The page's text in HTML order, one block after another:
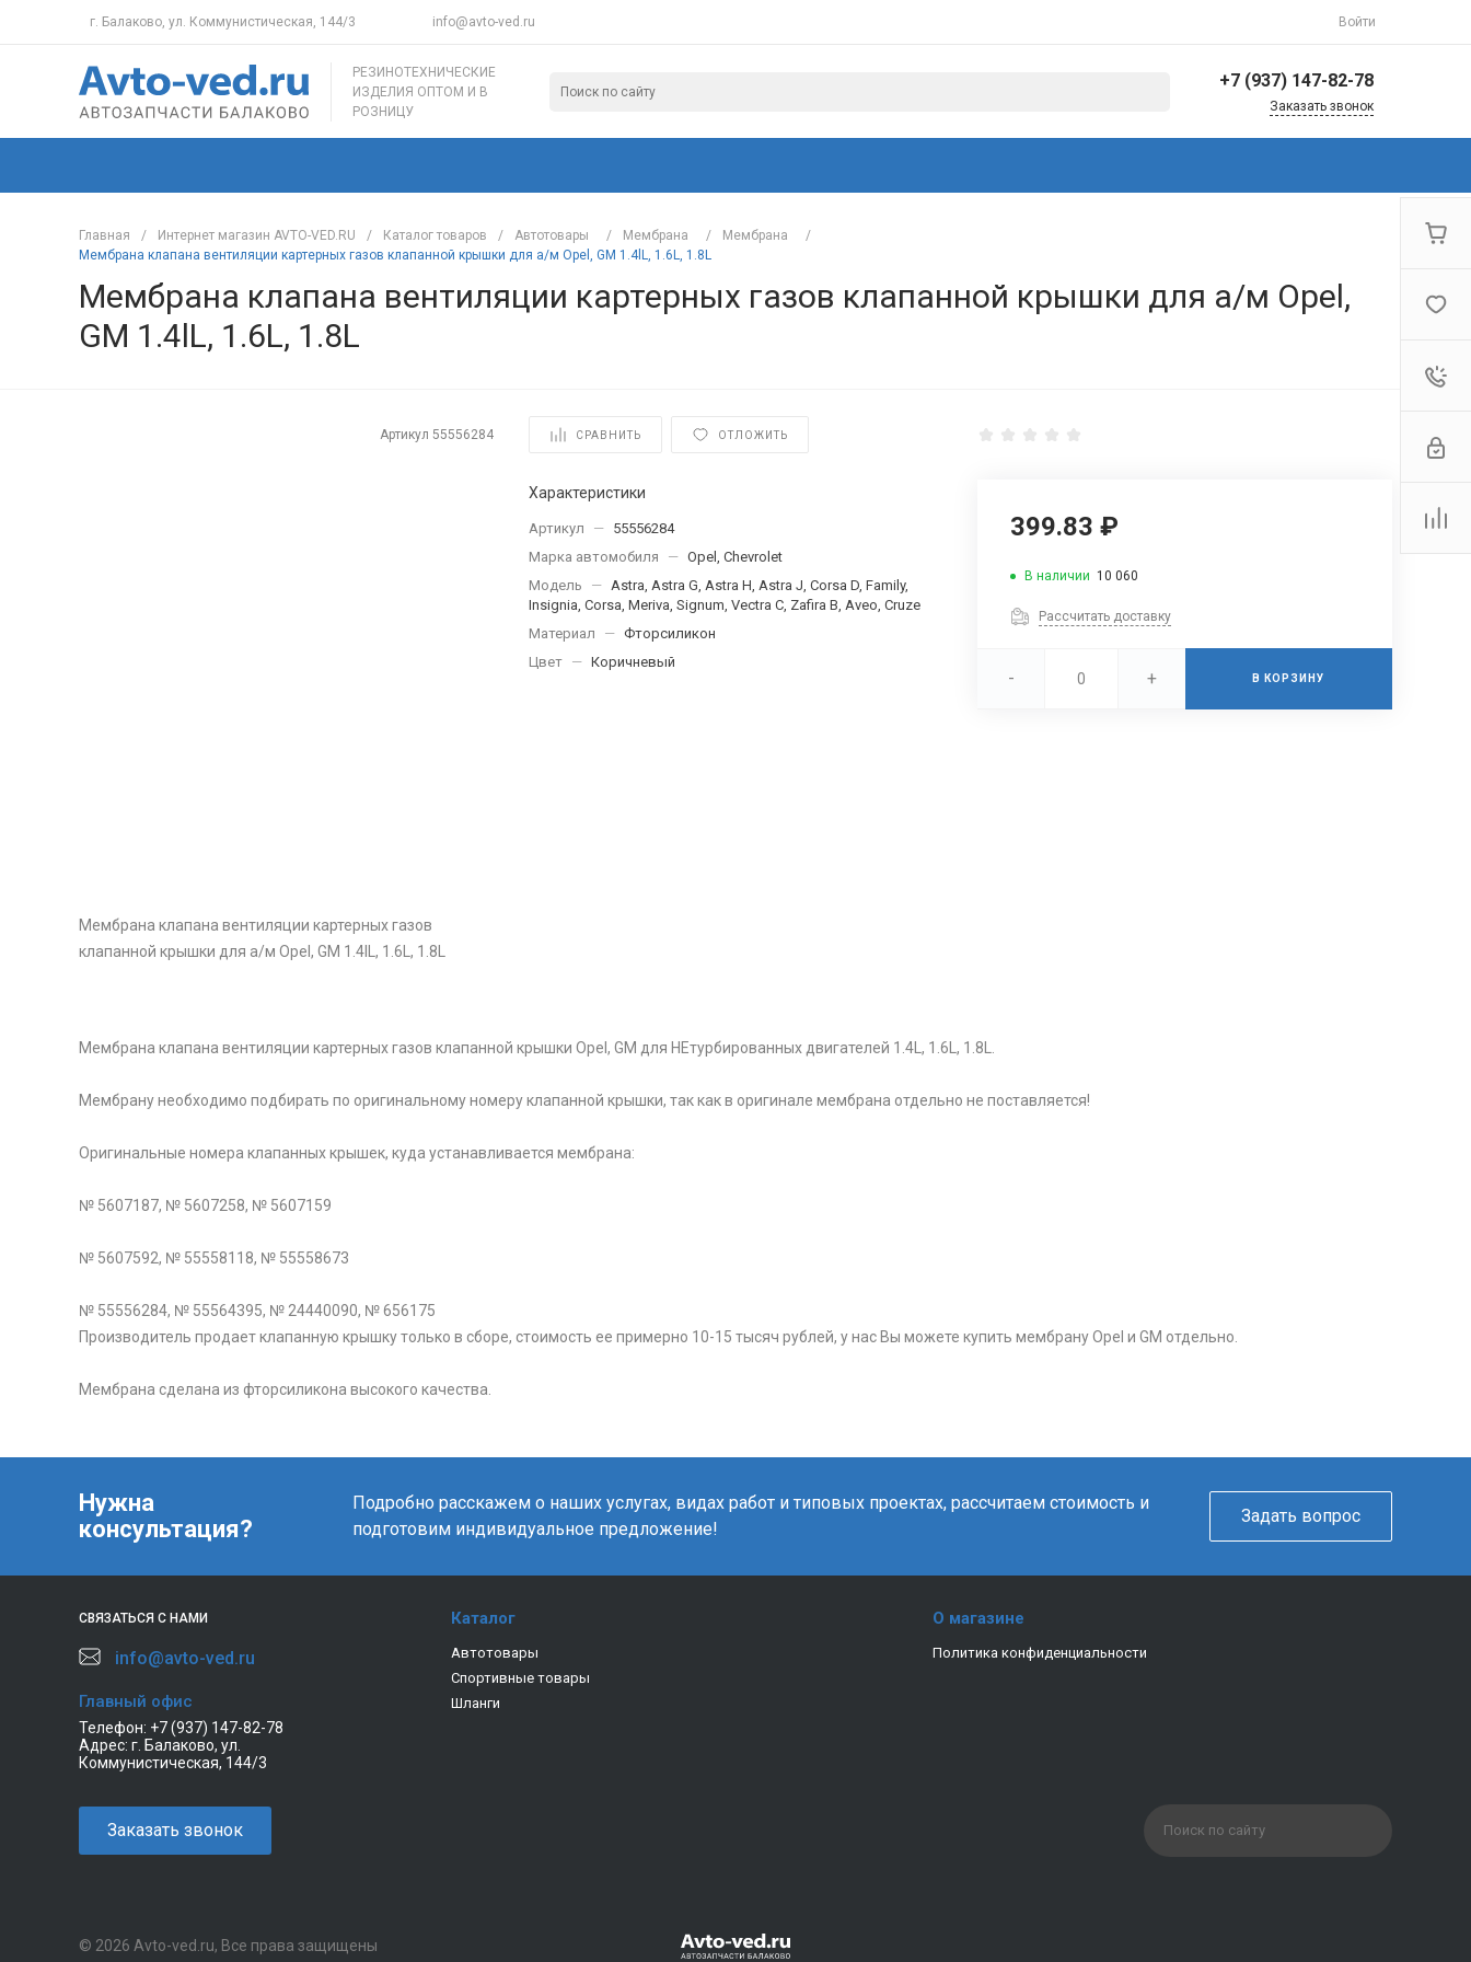
г. Балаково, ул. Коммунистическая, 144/3 info@avto-ved.ru Войти
РЕЗИНОТЕХНИЧЕСКИЕ
ИЗДЕЛИЯ ОПТОМ И В
РОЗНИЦУ
+7 (937) 147-82-78
Коммунистическая,
Заказать звонок
Главная / Интернет магазин AVTO-VED.RU / Каталог товаров / Автотовары / Мембрана / Мембрана
/
Мембрана клапана вентиляции картерных газов клапанной крышки для а/м Opel, GM 1.4lL, 1.6L, 1.8L
Мембрана клапана вентиляции картерных газов клапанной крышки для а/м Opel,
GM 1.4lL, 1.6L, 1.8L
Артикул 55556284 СРАВНИТЬ ОТЛОЖИТЬ
Мембрана клапана вентиляции картерных газов
клапанной крышки для а/м Opel, GM 1.4lL, 1.6L, 1.8L
Характеристики
Артикул —
55556284
Марка автомобиля
— Opel, Chevrolet
Модель
— Astra, Astra G, Astra H, Astra J, Corsa D, Family,
Insignia, Corsa, Meriva, Signum, Vectra C, Zafira B, Aveo, Cruze
Материал
— Фторсиликон
Цвет
— Коричневый
399.83 ₽
В наличии 10 060
Рассчитать доставку
- + В КОРЗИНУ
Мембрана клапана вентиляции картерных газов клапанной крышки Opel, GM для НЕтурбированных двигателей 1.4L, 1.6L, 1.8L.
Мембрану необходимо подбирать по оригинальному номеру клапанной крышки, так как в оригинале мембрана отдельно не поставляется!
Оригинальные номера клапанных крышек, куда устанавливается мембрана:
№ 5607187, № 5607258, № 5607159
№ 5607592, № 55558118, № 55558673
№ 55556284, № 55564395, № 24440090, № 656175
Производитель продает клапанную крышку только в сборе, стоимость ее примерно 10-15 тысяч рублей, у нас Вы можете купить мембрану Opel и GM отдельно.
Мембрана сделана из фторсиликона высокого качества.
Нужна
консультация?
Подробно расскажем о наших услугах, видах работ и типовых проектах, рассчитаем стоимость и
подготовим индивидуальное предложение!
Задать вопрос
СВЯЗАТЬСЯ С НАМИ
info@avto-ved.ru
Главный офис
Телефон: +7 (937) 147-82-78
Адрес: г. Балаково, ул.
Коммунистическая, 144/3
Каталог
Автотовары
Спортивные товары
Шланги
О магазине
Политика конфиденциальности
Заказать звонок
© 2026 Avto-ved.ru, Все права защищены